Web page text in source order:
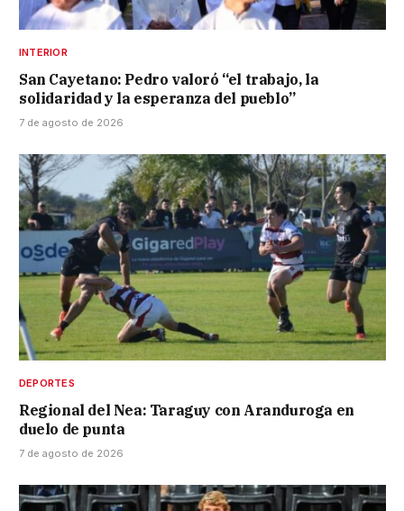
INTERIOR
San Cayetano: Pedro valoró “el trabajo, la
solidaridad y la esperanza del pueblo”
7 de agosto de 2026
DEPORTES
Regional del Nea: Taraguy con Aranduroga en
duelo de punta
7 de agosto de 2026